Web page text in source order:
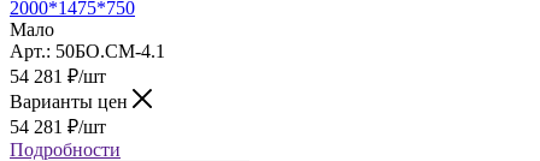
2000*1475*750
Мало
Арт.: 50БО.СМ-4.1
54 281 ₽/шт
Варианты цен
54 281 ₽/шт
Подробности